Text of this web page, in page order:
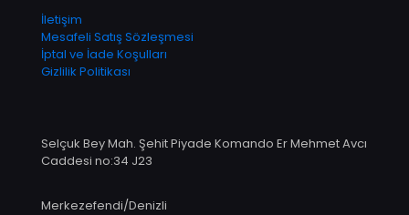
İletişim
Mesafeli Satış Sözleşmesi
İptal ve İade Koşulları
Gizlilik Politikası
Selçuk Bey Mah. Şehit Piyade Komando Er Mehmet Avcı
Caddesi no:34 J23
Merkezefendi/Denizli